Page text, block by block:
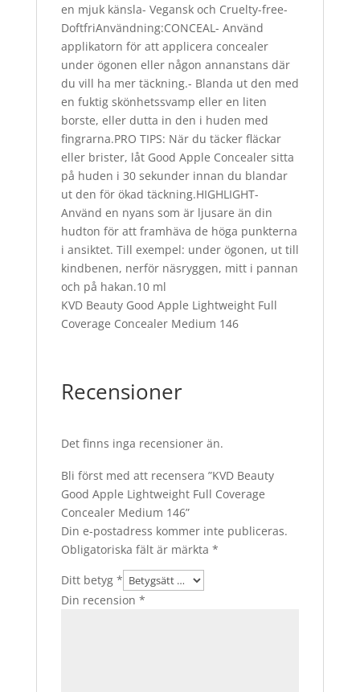
en mjuk känsla- Vegansk och Cruelty-free-
DoftfriAnvändning:CONCEAL- Använd
applikatorn för att applicera concealer
under ögonen eller någon annanstans där
du vill ha mer täckning.- Blanda ut den med
en fuktig skönhetssvamp eller en liten
borste, eller dutta in den i huden med
fingrarna.PRO TIPS: När du täcker fläckar
eller brister, låt Good Apple Concealer sitta
på huden i 30 sekunder innan du blandar
ut den för ökad täckning.HIGHLIGHT-
Använd en nyans som är ljusare än din
hudton för att framhäva de höga punkterna
i ansiktet. Till exempel: under ögonen, ut till
kindbenen, nerför näsryggen, mitt i pannan
och på hakan.10 ml
KVD Beauty Good Apple Lightweight Full
Coverage Concealer Medium 146
Recensioner
Det finns inga recensioner än.
Bli först med att recensera ”KVD Beauty
Good Apple Lightweight Full Coverage
Concealer Medium 146”
Din e-postadress kommer inte publiceras.
Obligatoriska fält är märkta *
Ditt betyg *
Din recension *